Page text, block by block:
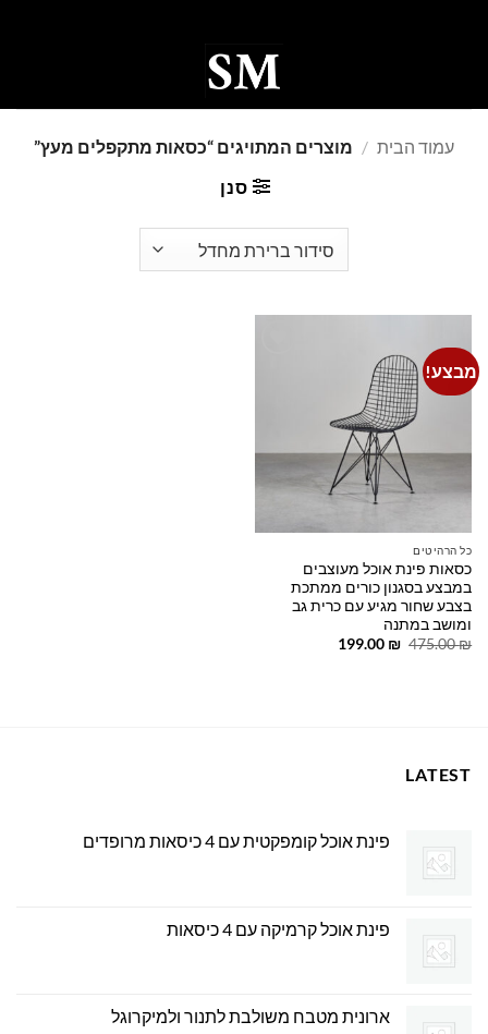
עמוד הבית / מוצרים המתויגים “כסאות מתקפלים מעץ”
סנן
מבצע!
כל הרהיטים
כסאות פינת אוכל מעוצבים
במבצע בסגנון כורים ממתכת
בצבע שחור מגיע עם כרית גב
ומושב במתנה
475.00₪
המחיר
199.00 ₪
המחיר
LATEST
פינת אוכל קומפקטית עם 4 כיסאות מרופדים
פינת אוכל קרמיקה עם 4 כיסאות
ארונית מטבח משולבת לתנור ולמיקרוגל